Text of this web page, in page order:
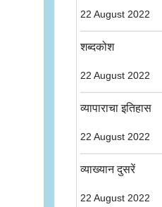
22 August 2022
शब्दकोश
22 August 2022
व्यापाराचा इतिहास
22 August 2022
व्याख्यान दुसरें
22 August 2022